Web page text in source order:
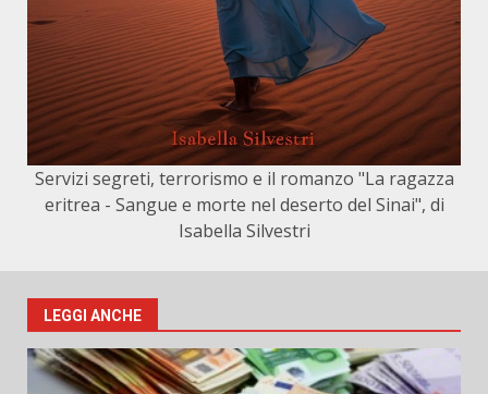
Servizi segreti, terrorismo e il romanzo "La ragazza
eritrea - Sangue e morte nel deserto del Sinai", di
Isabella Silvestri
LEGGI ANCHE